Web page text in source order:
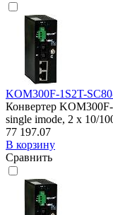
KOM300F-1S2T-
Конвертер
single imode, 2 x 10/
77 197.07
В корзину
Сравнить